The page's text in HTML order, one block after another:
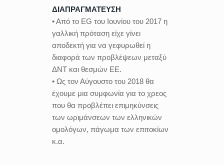
ΔΙΑΠΡΑΓΜΑΤΕΥΣΗ
• Από το EG του Ιουνίου του 2017 η
γαλλική πρόταση είχε γίνει
αποδεκτή για να γεφυρωθεί η
διαφορά των προβλέψεων μεταξύ
ΔΝΤ και θεσμών ΕΕ.
• Ως τον Αύγουστο του 2018 θα
έχουμε μια συμφωνία για το χρεος
που θα προβλέπει επιμηκύνσεις
των ωριμάνσεων των ελληνικών
ομολόγων, πάγωμα των επιτοκίων
κ.α.